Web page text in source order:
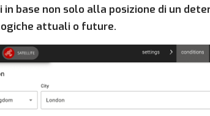
in base non solo alla posizione di un
attuali o future.